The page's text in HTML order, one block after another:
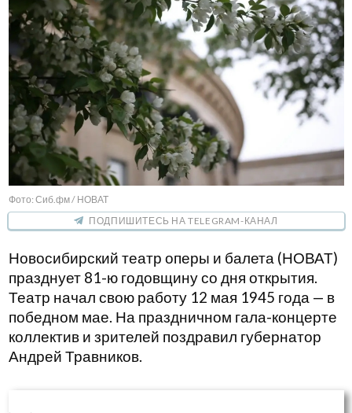
Фото: Сиб.фм / НОВАТ
ПОДПИШИТЕСЬ НА TELEGRAM-КАНАЛ
Новосибирский театр оперы и балета (НОВАТ)
празднует 81-ю годовщину со дня открытия.
Театр начал свою работу 12 мая 1945 года — в
победном мае. На праздничном гала-концерте
коллектив и зрителей поздравил губернатор
Андрей Травников.